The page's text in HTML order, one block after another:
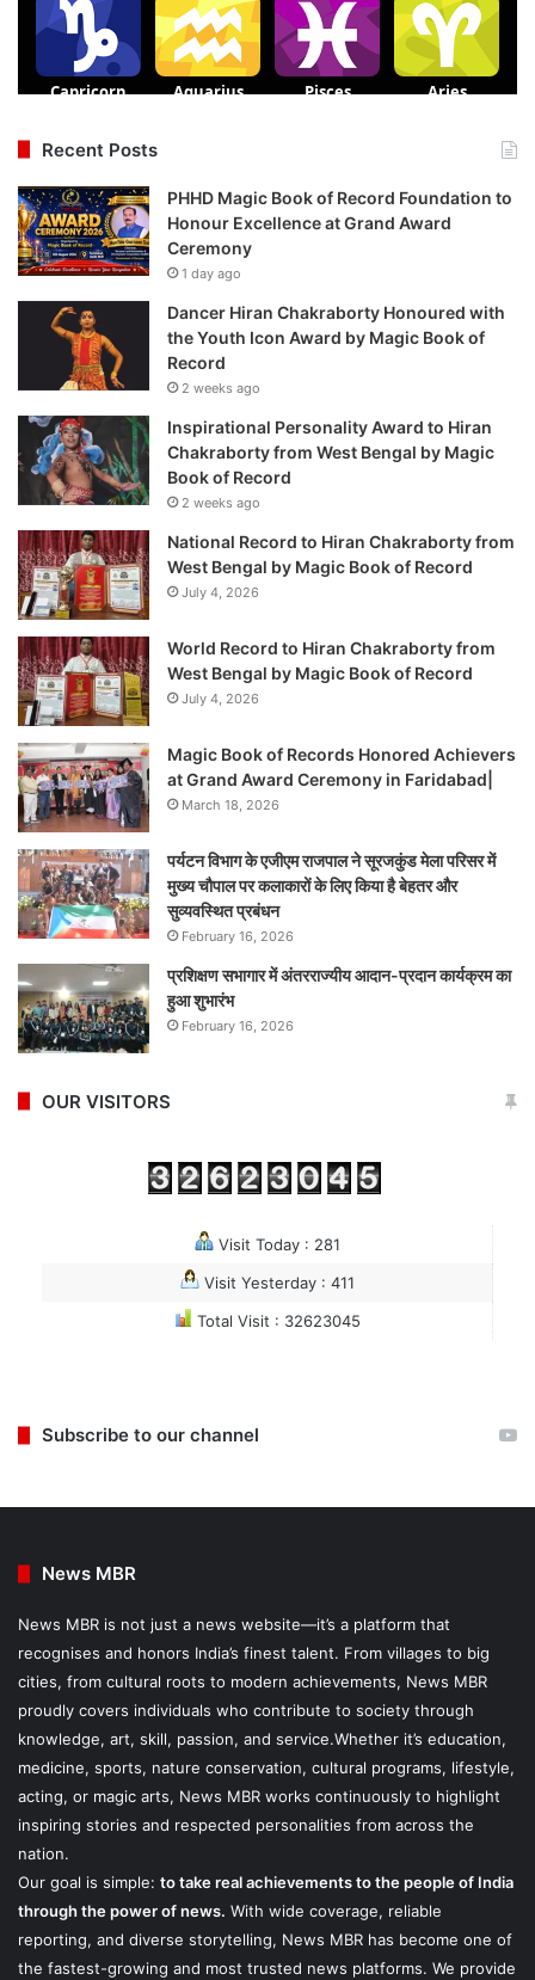
Recent Posts
PHHD Magic Book of Record Foundation to
Honour Excellence at Grand Award
Ceremony
1 day ago
Dancer Hiran Chakraborty Honoured with
the Youth Icon Award by Magic Book of
Record
2 weeks ago
Inspirational Personality Award to Hiran
Chakraborty from West Bengal by Magic
Book of Record
2 weeks ago
National Record to Hiran Chakraborty from
West Bengal by Magic Book of Record
July 4, 2026
World Record to Hiran Chakraborty from
West Bengal by Magic Book of Record
July 4, 2026
Magic Book of Records Honored Achievers
at Grand Award Ceremony in Faridabad|
March 18, 2026
पर्यटन विभाग के एजीएम राजपाल ने सूरजकुंड मेला परिसर में
मुख्य चौपाल पर कलाकारों के लिए किया है बेहतर और
सुव्यवस्थित प्रबंधन
February 16, 2026
प्रशिक्षण सभागार में अंतरराज्यीय आदान-प्रदान कार्यक्रम का
हुआ शुभारंभ
February 16, 2026
OUR VISITORS
Visit Today : 281
Visit Yesterday : 411
Total Visit : 32623045
Subscribe to our channel
News MBR
News MBR is not just a news website—it’s a platform that
recognises and honors India’s finest talent. From villages to big
cities, from cultural roots to modern achievements, News MBR
proudly covers individuals who contribute to society through
knowledge, art, skill, passion, and service.Whether it’s education,
medicine, sports, nature conservation, cultural programs, lifestyle,
acting, or magic arts, News MBR works continuously to highlight
inspiring stories and respected personalities from across the
nation.
Our goal is simple: to take real achievements to the people of India
through the power of news. With wide coverage, reliable
reporting, and diverse storytelling, News MBR has become one of
the fastest-growing and most trusted news platforms. We provide